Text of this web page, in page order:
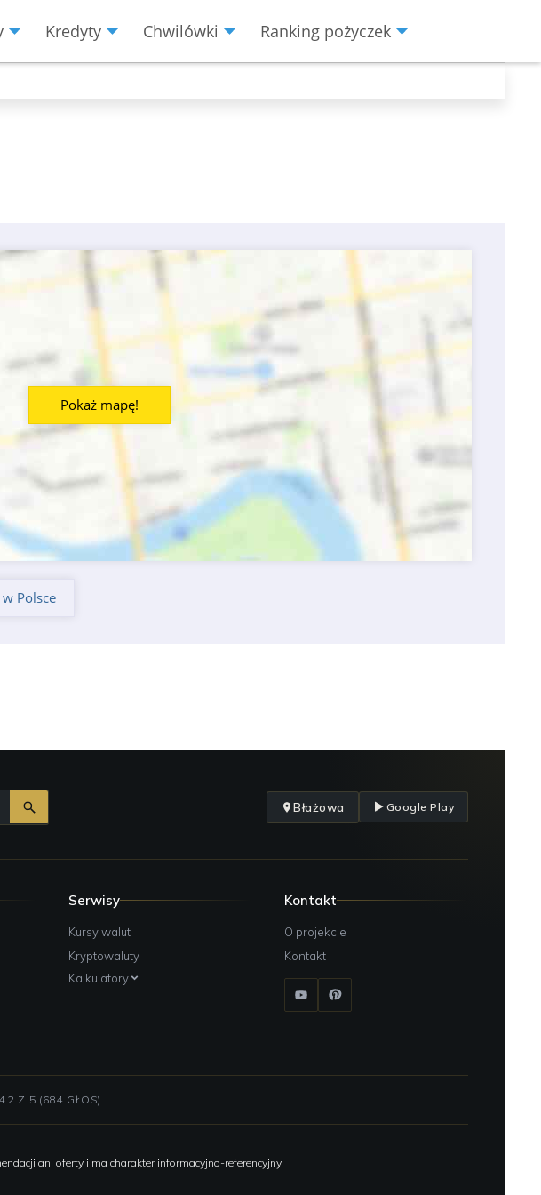
Kredyty Chwilówki Ranking pożyczek
Pokaż mapę!
Polsce
Błażowa Google Play
Serwisy
Kursy walut
Kryptowaluty
Kalkulatory
Kontakt
O projekcie
Kontakt
4.2 Z 5 (684 GŁOS)
ani oferty i ma charakter informacyjno-referencyjny.